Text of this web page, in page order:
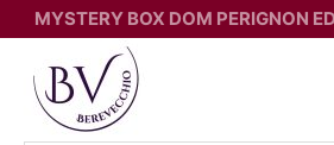
MYSTERY BOX DOM PERIGNON